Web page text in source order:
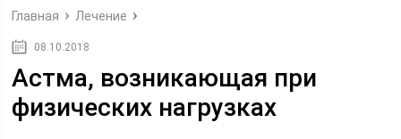
Главная Лечение
08.10.2018
Астма, возникающая при
физических нагрузках